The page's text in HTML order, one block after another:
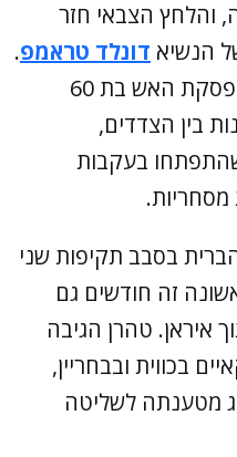
והלחץ הצבאי חזר
הנשיא דונלד טראמפ.
טראמפ אמר ביום רביעי כי הפסקת האש בת 60
בין הצדדים,
בעקבות
מסחריות.
בסבב תקיפות שני
זה חודשים גם
איראן. טהרן הגיבה
בכווית ובבחריין,
מטענתה לשליטה